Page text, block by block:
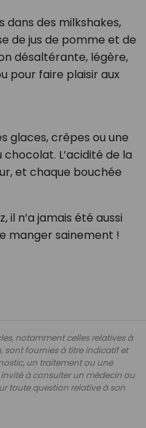
dans des milkshakes,
de jus de pomme et de
désaltérante, légère,
pour faire plaisir aux
glaces, crêpes ou une
L’acidité de la
et chaque bouchée
il n’a jamais été aussi
manger sainement !
notamment celles relatives à
sont fournies à titre indicatif et
un traitement ou une
à consulter un médecin ou
toute question relative à son